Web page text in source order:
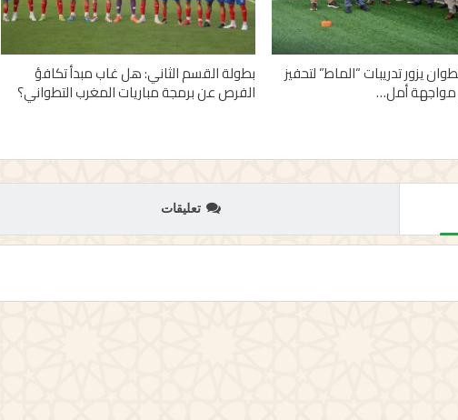
يزور تدريبات “الماط” لتحفيز
مواجهة أمل…
بطولة القسم الثاني: هل غاب مبدأ تكافؤ
الفرص عن برمجة مباريات المغرب التطواني؟
تعليقات